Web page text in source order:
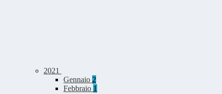
2021
Gennaio 2
Febbraio 1